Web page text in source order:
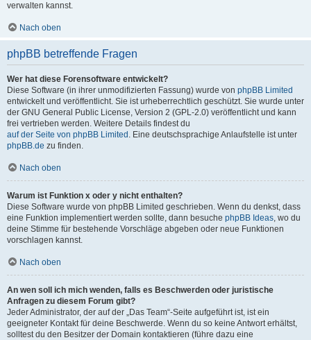
verwalten kannst.
Nach oben
phpBB betreffende Fragen
Wer hat diese Forensoftware entwickelt?
Diese Software (in ihrer unmodifizierten Fassung) wurde von phpBB Limited
entwickelt und veröffentlicht. Sie ist urheberrechtlich geschützt. Sie wurde unter
der GNU General Public License, Version 2 (GPL-2.0) veröffentlicht und kann
frei vertrieben werden. Weitere Details findest du
auf der Seite von phpBB Limited . Eine deutschsprachige Anlaufstelle ist unter
phpBB.de zu finden.
Nach oben
Warum ist Funktion x oder y nicht enthalten?
Diese Software wurde von phpBB Limited geschrieben. Wenn du denkst, dass
eine Funktion implementiert werden sollte, dann besuche phpBB Ideas, wo du
deine Stimme für bestehende Vorschläge abgeben oder neue Funktionen
vorschlagen kannst.
Nach oben
An wen soll ich mich wenden, falls es Beschwerden oder juristische
Anfragen zu diesem Forum gibt?
Jeder Administrator, der auf der „Das Team“-Seite aufgeführt ist, ist ein
geeigneter Kontakt für deine Beschwerde. Wenn du so keine Antwort erhältst,
solltest du den Besitzer der Domain kontaktieren (führe dazu eine